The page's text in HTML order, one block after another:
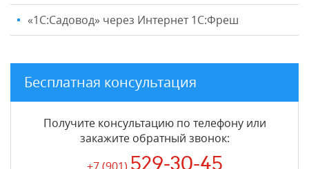
«1С:Садовод» через Интернет 1С:Фреш
Бесплатная консультация
Получите консультацию по телефону или
закажите обратный звонок:
+7 (901) 529-30-45